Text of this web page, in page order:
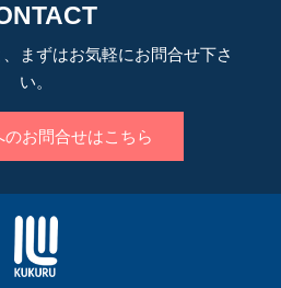
まずはお気軽にお問合せ下さ
い。
のお問合せはこちら